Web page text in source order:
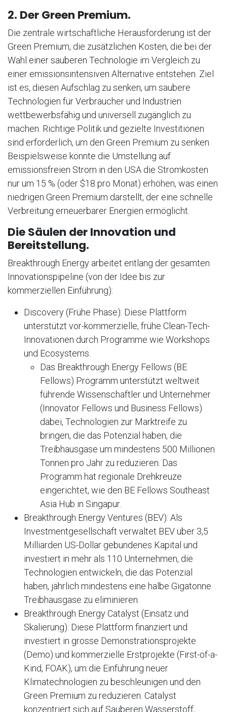
2. Der Green Premium.
Die zentrale wirtschaftliche Herausforderung ist der
Green Premium, die zusätzlichen Kosten, die bei der
Wahl einer sauberen Technologie im Vergleich zu
einer emissionsintensiven Alternative entstehen. Ziel
ist es, diesen Aufschlag zu senken, um saubere
Technologien für Verbraucher und Industrien
wettbewerbsfähig und universell zugänglich zu
machen. Richtige Politik und gezielte Investitionen
sind erforderlich, um den Green Premium zu senken.
Beispielsweise könnte die Umstellung auf
emissionsfreien Strom in den USA die Stromkosten
nur um 15 % (oder $18 pro Monat) erhöhen, was einen
niedrigen Green Premium darstellt, der eine schnelle
Verbreitung erneuerbarer Energien ermöglicht.
Die Säulen der Innovation und
Bereitstellung.
Breakthrough Energy arbeitet entlang der gesamten
Innovationspipeline (von der Idee bis zur
kommerziellen Einführung):
Discovery (Frühe Phase): Diese Plattform
unterstützt vor-kommerzielle, frühe Clean-Tech-
Innovationen durch Programme wie Workshops
und Ecosystems.
Das Breakthrough Energy Fellows (BE
Fellows) Programm unterstützt weltweit
führende Wissenschaftler und Unternehmer
(Innovator Fellows und Business Fellows)
dabei, Technologien zur Marktreife zu
bringen, die das Potenzial haben, die
Treibhausgase um mindestens 500 Millionen
Tonnen pro Jahr zu reduzieren. Das
Programm hat regionale Drehkreuze
eingerichtet, wie den BE Fellows Southeast
Asia Hub in Singapur.
Breakthrough Energy Ventures (BEV): Als
Investmentgesellschaft verwaltet BEV über 3,5
Milliarden US-Dollar gebundenes Kapital und
investiert in mehr als 110 Unternehmen, die
Technologien entwickeln, die das Potenzial
haben, jährlich mindestens eine halbe Gigatonne
Treibhausgase zu eliminieren.
Breakthrough Energy Catalyst (Einsatz und
Skalierung): Diese Plattform finanziert und
investiert in grosse Demonstrationsprojekte
(Demo) und kommerzielle Erstprojekte (First-of-a-
Kind, FOAK), um die Einführung neuer
Klimatechnologien zu beschleunigen und den
Green Premium zu reduzieren. Catalyst
konzentriert sich auf Sauberen Wasserstoff,